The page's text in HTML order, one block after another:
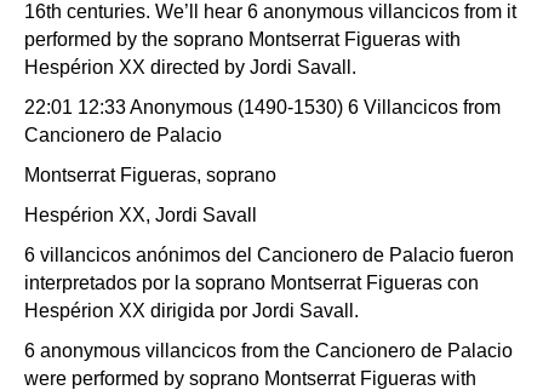
16th centuries. We’ll hear 6 anonymous villancicos from it
performed by the soprano Montserrat Figueras with
Hespérion XX directed by Jordi Savall.
22:01 12:33 Anonymous (1490-1530) 6 Villancicos from
Cancionero de Palacio
Montserrat Figueras, soprano
Hespérion XX, Jordi Savall
6 villancicos anónimos del Cancionero de Palacio fueron
interpretados por la soprano Montserrat Figueras con
Hespérion XX dirigida por Jordi Savall.
6 anonymous villancicos from the Cancionero de Palacio
were performed by soprano Montserrat Figueras with